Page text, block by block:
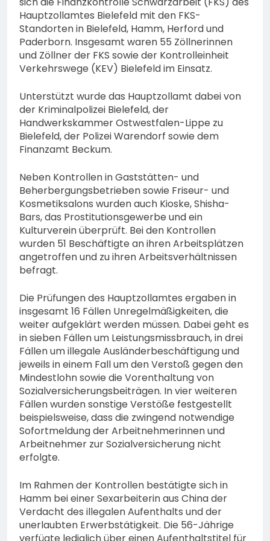
Hauptzollamtes Bielefeld mit den FKS-
Standorten in Bielefeld, Hamm, Herford und
Paderborn. Insgesamt waren 55 Zöllnerinnen
und Zöllner der FKS sowie der Kontrolleinheit
Verkehrswege (KEV) Bielefeld im Einsatz.
Unterstützt wurde das Hauptzollamt dabei von
der Kriminalpolizei Bielefeld, der
Handwerkskammer Ostwestfalen-Lippe zu
Bielefeld, der Polizei Warendorf sowie dem
Finanzamt Beckum.
Neben Kontrollen in Gaststätten- und
Beherbergungsbetrieben sowie Friseur- und
Kosmetiksalons wurden auch Kioske, Shisha-
Bars, das Prostitutionsgewerbe und ein
Kulturverein überprüft. Bei den Kontrollen
wurden 51 Beschäftigte an ihren Arbeitsplätzen
angetroffen und zu ihren Arbeitsverhältnissen
befragt.
Die Prüfungen des Hauptzollamtes ergaben in
insgesamt 16 Fällen Unregelmäßigkeiten, die
weiter aufgeklärt werden müssen. Dabei geht es
in sieben Fällen um Leistungsmissbrauch, in drei
Fällen um illegale Ausländerbeschäftigung und
jeweils in einem Fall um den Verstoß gegen den
Mindestlohn sowie die Vorenthaltung von
Sozialversicherungsbeiträgen. In vier weiteren
Fällen wurden sonstige Verstöße festgestellt
beispielsweise, dass die zwingend notwendige
Sofortmeldung der Arbeitnehmerinnen und
Arbeitnehmer zur Sozialversicherung nicht
erfolgte.
Im Rahmen der Kontrollen bestätigte sich in
Hamm bei einer Sexarbeiterin aus China der
Verdacht des illegalen Aufenthalts und der
unerlaubten Erwerbstätigkeit. Die 56-Jährige